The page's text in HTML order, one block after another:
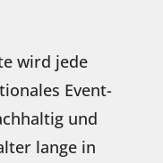
wird jede
Event-
und
lange in